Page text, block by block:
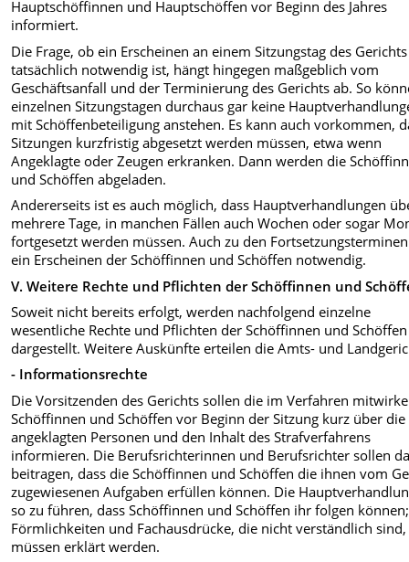
Hauptschöf­finnen und Hauptschöffen vor Beginn des Jahres
informiert.
Die Frage, ob ein Erscheinen an einem Sitzungstag des Gerichts
tatsächlich notwendig ist, hängt hingegen maß­geblich vom
Geschäftsanfall und der Terminierung des Gerichts ab. So
einzelnen Sitzungstagen durchaus gar keine
mit Schöffenbeteiligung anste­hen. Es kann auch vorkommen,
Sitzungen kurzfristig abgesetzt werden müssen, etwa wenn
Angeklagte oder Zeugen erkranken. Dann werden die
und Schöffen abgeladen.
Andererseits ist es auch möglich, dass Hauptverhandlungen
mehrere Tage, in manchen Fällen auch Wochen oder sogar
fortgesetzt werden müssen. Auch zu den
ein Erscheinen der Schöf­finnen und Schöffen notwendig.
V. Weitere Rechte und Pflichten der Schöffinnen und
Soweit nicht bereits erfolgt, werden nachfolgend einzelne
wesentliche Rechte und Pflichten der Schöffinnen und Schöffen
dargestellt. Weitere Aus­künfte erteilen die Amts- und
- Informationsrechte
Die Vorsitzenden des Gerichts sollen die im Verfahren
Schöffinnen und Schöffen vor Beginn der Sitzung kurz über die
angeklagten Personen und den Inhalt des Strafverfahrens
informieren. Die Berufsrichterinnen und Berufsrichter sollen
beitragen, dass die Schöffinnen und Schöffen die ihnen vom
zugewiesenen Aufgaben erfüllen können. Die
so zu führen, dass Schöffinnen und Schöffen ihr folgen können;
Förmlichkeiten und Fachaus­drücke, die nicht verständlich sind,
müssen erklärt werden.